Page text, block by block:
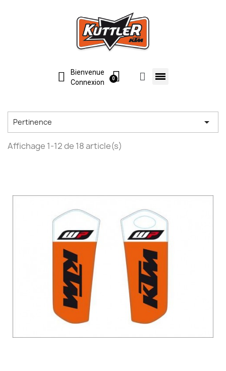
Bienvenue
Connexion
Pertinence 
Affichage 1-12 de 18 article(s)